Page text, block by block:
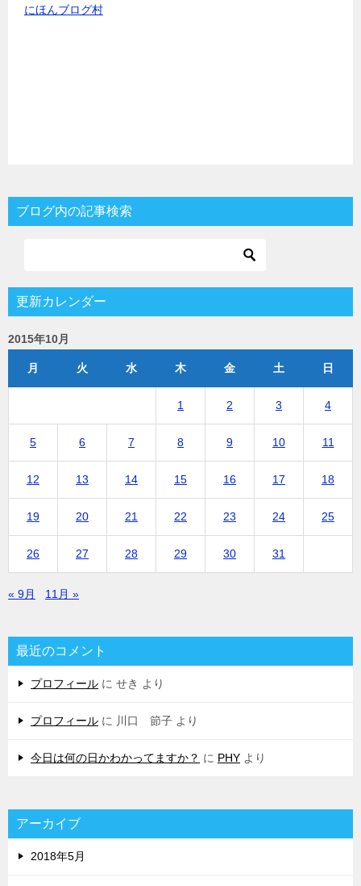
にほんブログ村
ブログ内の記事検索
更新カレンダー
2015年10月
月 火 水 木 金 土 日
1 2 3 4
5 6 7 8 9 10 11
12 13 14 15 16 17 18
19 20 21 22 23 24 25
26 27 28 29 30 31
« 9月 11月 »
最近のコメント
プロフィール に せき より
プロフィール に 川口 節子 より
今日は何の日かわかってますか？ に PHY より
アーカイブ
2018年5月